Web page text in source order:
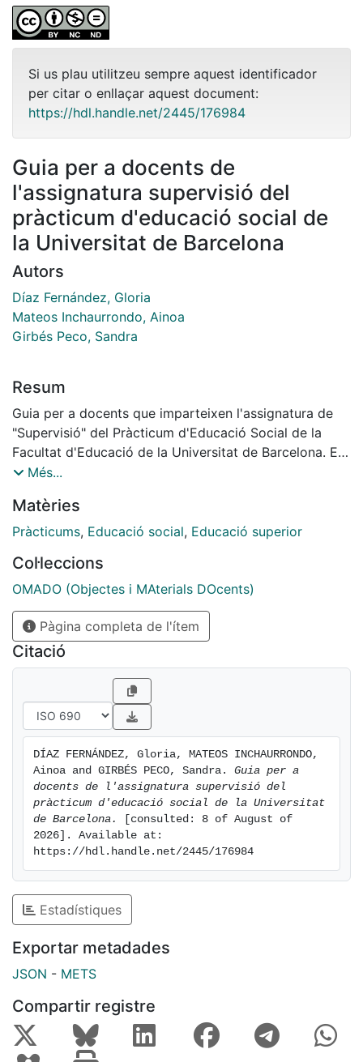
Si us plau utilitzeu sempre aquest identificador
per citar o enllaçar aquest document:
https://hdl.handle.net/2445/176984
Guia per a docents de
l'assignatura supervisió del
pràcticum d'educació social de
la Universitat de Barcelona
Autors
Díaz Fernández, Gloria
Mateos Inchaurrondo, Ainoa
Girbés Peco, Sandra
Resum
Guia per a docents que imparteixen l'assignatura de
"Supervisió" del Pràcticum d'Educació Social de la
Facultat d'Educació de la Universitat de Barcelona. En
aquesta guia trobareu activitats i materials per al
Més...
Matèries
Pràcticums, Educació social, Educació superior
Col·leccions
OMADO (Objectes i MAterials DOcents)
Pàgina completa de l'ítem
Citació
DÍAZ FERNÁNDEZ, Gloria, MATEOS INCHAURRONDO,
Ainoa and GIRBÉS PECO, Sandra. Guia per a
docents de l'assignatura supervisió del
pràcticum d'educació social de la Universitat
de Barcelona.
[consulted: 8 of August of
2026]. Available at:
https://hdl.handle.net/2445/176984
Estadístiques
Exportar metadades
JSON - METS
Compartir registre